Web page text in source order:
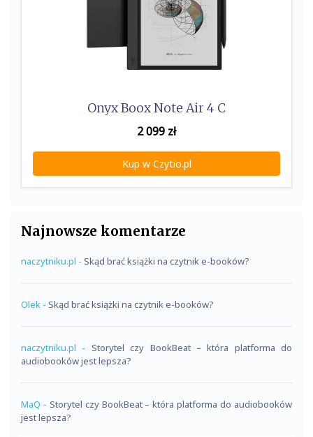
Onyx Boox Note Air 4 C
2 099 zł
Kup w Czytio.pl
Najnowsze komentarze
naczytniku.pl - Skąd brać książki na czytnik e-booków?
Olek - Skąd brać książki na czytnik e-booków?
naczytniku.pl - Storytel czy BookBeat – która platforma do
audiobooków jest lepsza?
MaQ - Storytel czy BookBeat – która platforma do audiobooków
jest lepsza?